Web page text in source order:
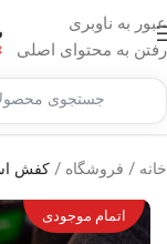
عبور به ناوبری
رفتن به محتوای اصلی
خانه / فروشگاه / کفش
اتمام موجودی